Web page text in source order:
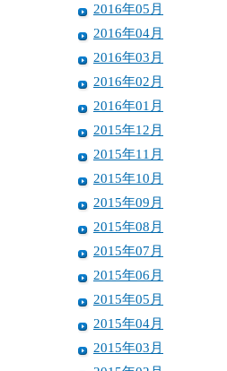
2016年05月
2016年04月
2016年03月
2016年02月
2016年01月
2015年12月
2015年11月
2015年10月
2015年09月
2015年08月
2015年07月
2015年06月
2015年05月
2015年04月
2015年03月